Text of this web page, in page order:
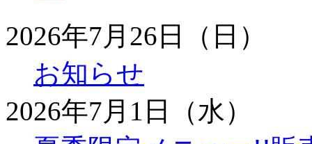
2026年7月26日（日）
お知らせ
2026年7月1日（水）